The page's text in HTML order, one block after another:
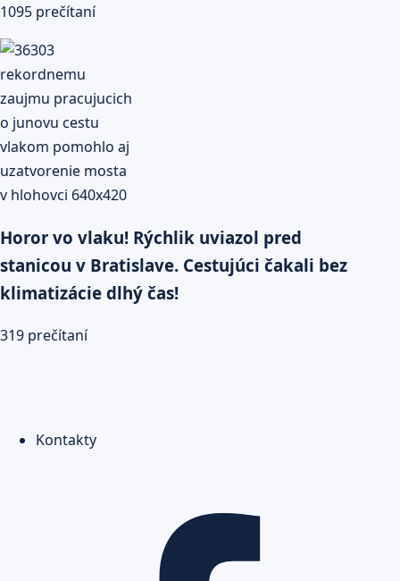
1095 prečítaní
Horor vo vlaku! Rýchlik uviazol pred
stanicou v Bratislave. Cestujúci čakali bez
klimatizácie dlhý čas!
319 prečítaní
Kontakty